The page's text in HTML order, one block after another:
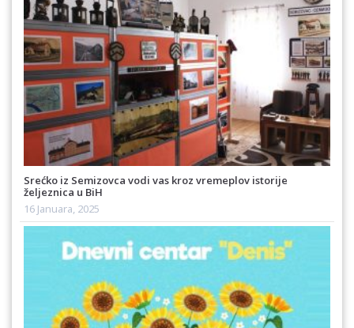
Srećko iz Semizovca vodi vas kroz vremeplov istorije
željeznica u BiH
16 Januara, 2025